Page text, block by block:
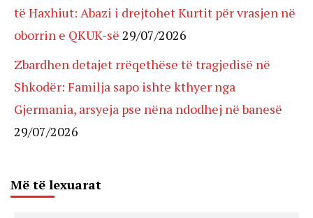
të Haxhiut: Abazi i drejtohet Kurtit për vrasjen në
oborrin e QKUK-së 29/07/2026
Zbardhen detajet rrëqethëse të tragjedisë në
Shkodër: Familja sapo ishte kthyer nga
Gjermania, arsyeja pse nëna ndodhej në banesë
29/07/2026
Më të lexuarat